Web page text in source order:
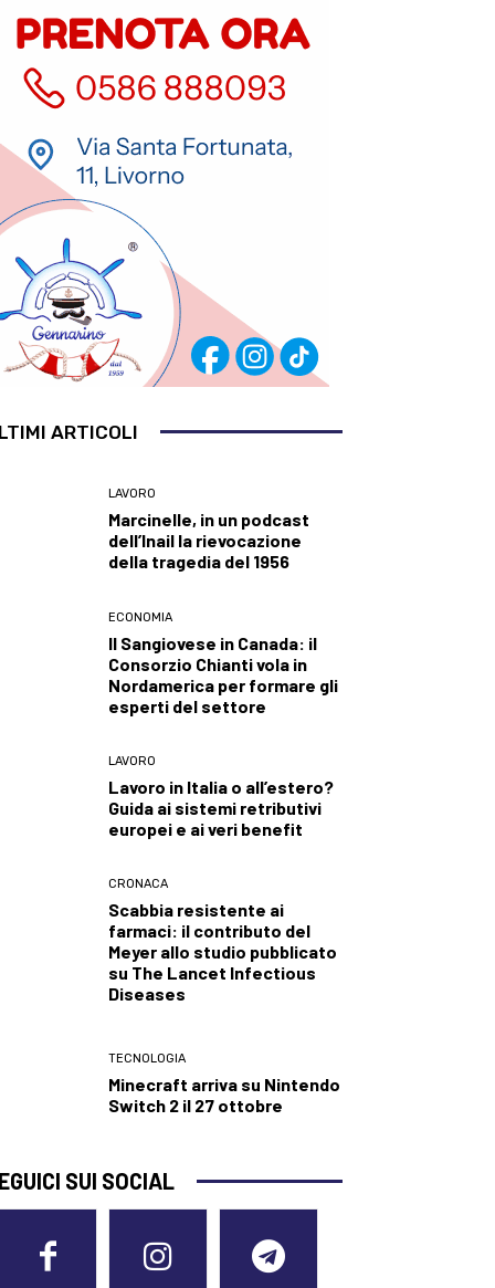
ARTICOLI
LAVORO
Marcinelle, in un podcast
dell’Inail la rievocazione
della tragedia del 1956
ECONOMIA
Il Sangiovese in Canada: il
Consorzio Chianti vola in
Nordamerica per formare gli
esperti del settore
LAVORO
Lavoro in Italia o all’estero?
Guida ai sistemi retributivi
europei e ai veri benefit
CRONACA
Scabbia resistente ai
farmaci: il contributo del
Meyer allo studio pubblicato
su The Lancet Infectious
Diseases
TECNOLOGIA
Minecraft arriva su Nintendo
Switch 2 il 27 ottobre
SUI SOCIAL